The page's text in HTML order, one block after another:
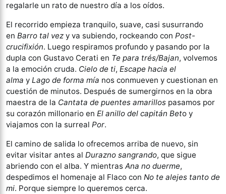
regalarle un rato de nuestro día a los oídos.
El recorrido empieza tranquilo, suave, casi susurrando
en Barro tal vez y va subiendo, rockeando con Post-
crucifixión. Luego respiramos profundo y pasando por la
dupla con Gustavo Cerati en Te para trés/Bajan, volvemos
a la emoción cruda. Cielo de ti, Escape hacia el
alma y Lago de forma mía nos conmueven y cuestionan en
cuestión de minutos. Después de sumergirnos en la obra
maestra de la Cantata de puentes amarillos pasamos por
su corazón millonario en El anillo del capitán Beto y
viajamos con la surreal Por.
El camino de salida lo ofrecemos arriba de nuevo, sin
evitar visitar antes al Durazno sangrando, que sigue
abriendo con el alba. Y mientras Ana no duerme,
despedimos el homenaje al Flaco con No te alejes tanto de
mi. Porque siempre lo queremos cerca.